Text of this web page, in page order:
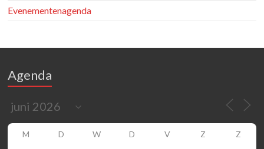
Evenementenagenda
Agenda
M D W D V Z Z